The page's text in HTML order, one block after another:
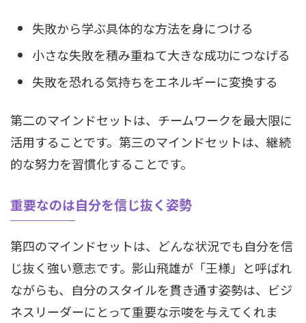
失敗から学ぶ具体的な方法を身につける
小さな失敗を積み重ねて大きな成功につなげる
失敗を恐れる気持ちをエネルギーに変換する
第二のマインドセットは、チームワークを最大限に
活用することです。第三のマインドセットは、継続
的な努力を習慣化することです。
重要なのは自分を信じ抜く姿勢
第四のマインドセットは、どんな状況でも自分を信
じ抜く強い意志です。影山飛雄が「王様」と呼ばれ
ながらも、自分のスタイルを貫き通す姿勢は、ビジ
ネスリーダーにとって重要な示唆を与えてくれま